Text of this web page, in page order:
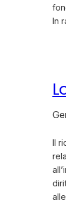
In
Il